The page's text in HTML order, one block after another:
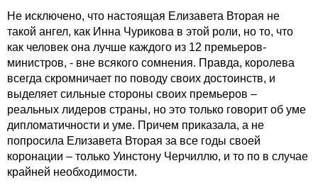
Не исключено, что настоящая Елизавета Вторая не
такой ангел, как Инна Чурикова в этой роли, но то, что
как человек она лучше каждого из 12 премьеров-
министров, - вне всякого сомнения. Правда, королева
всегда скромничает по поводу своих достоинств, и
выделяет сильные стороны своих премьеров –
реальных лидеров страны, но это только говорит об уме
дипломатичности и уме. Причем приказала, а не
попросила Елизавета Вторая за все годы своей
коронации – только Уинстону Черчиллю, и то по в случае
крайней необходимости.